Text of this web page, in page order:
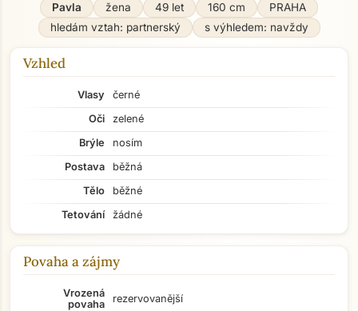
Pavla žena 49 let 160 cm
PRAHA
hledám vztah: partnerský
s výhledem: navždy
Vzhled
Vlasy
černé
Oči
zelené
Brýle
nosím
Postava
běžná
Tělo
běžné
Tetování
žádné
Povaha a zájmy
Vrozená
povaha
rezervovanější